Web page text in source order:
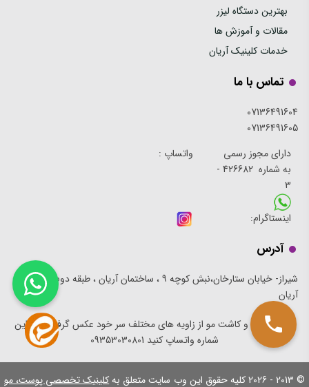
بهترین دستگاه لیزر
مقالات و آموزش ها
خدمات کلینیک آریان
تماس با ما
07136491604
07136491605
دارای مجوز رسمی
به شماره 426682 -
3
واتساپ :
اینستاگرام:
آدرس
شیراز- خیابان ستارخان،نبش کوچه 9 ، ساختمان آریان ، طبقه دوم ، کلینیک
آریان
برای مشاوه و کاشت مو از زاویه های مختلف سر خود عکس گرفته و به این
شماره واتساپ کنید 09353030801
© 2013 - 2026 کلیه حقوق این وب سایت متعلق بهکلینیک تخصصی پوست، مو